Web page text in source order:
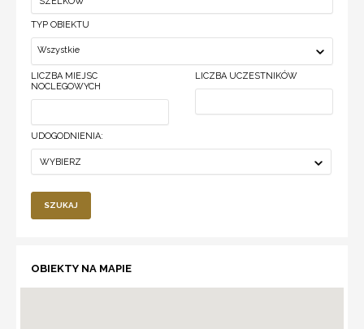
TYP OBIEKTU
Wszystkie
LICZBA MIEJSC
NOCLEGOWYCH
LICZBA UCZESTNIKÓW
UDOGODNIENIA:
WYBIERZ
SZUKAJ
OBIEKTY NA MAPIE